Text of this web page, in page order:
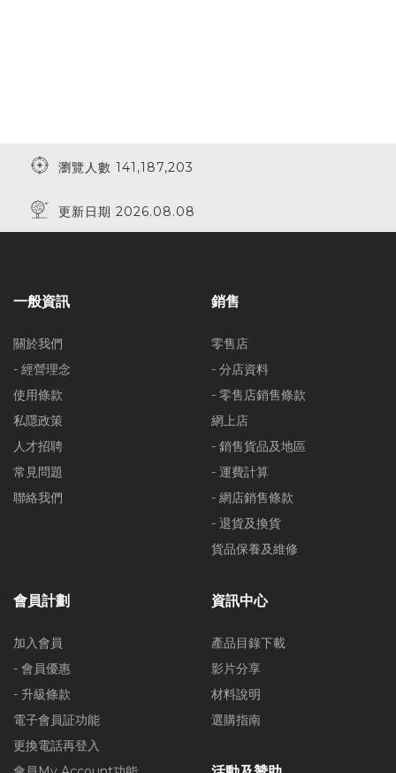
瀏覽人數 141,187,203
更新日期 2026.08.08
一般資訊
關於我們
- 經營理念
使用條款
私隱政策
人才招聘
常見問題
聯絡我們
銷售
零售店
- 分店資料
- 零售店銷售條款
網上店
- 銷售貨品及地區
- 運費計算
- 網店銷售條款
- 退貨及換貨
貨品保養及維修
會員計劃
加入會員
- 會員優惠
- 升級條款
電子會員証功能
更換電話再登入
資訊中心
產品目錄下載
影片分享
材料說明
選購指南